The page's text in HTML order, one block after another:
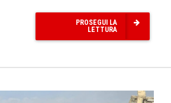
PROSEGUI LA
LETTURA